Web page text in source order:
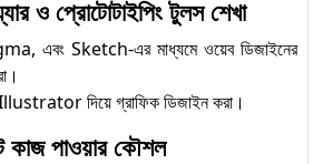
ও প্রোটোটাইপিং টুলস শেখা
এবং Sketch-এর মাধ্যমে ওয়েব ডিজাইনের
দিয়ে গ্রাফিক ডিজাইন করা।
কাজ পাওয়ার কৌশল